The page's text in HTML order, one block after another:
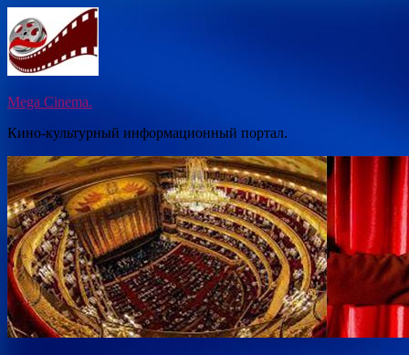
Перейти
к
содержимому
Mega Cinema.
Кино-культурный информационный портал.